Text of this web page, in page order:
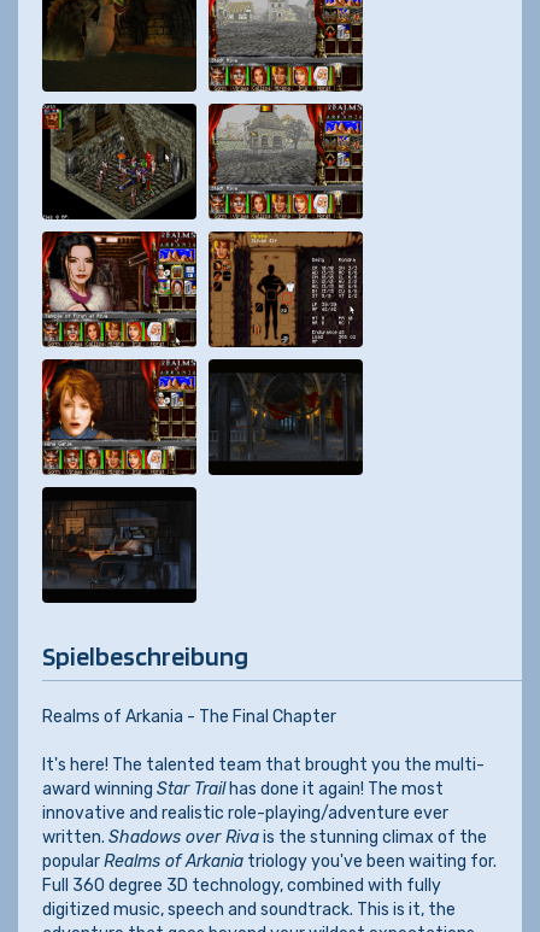
Spielbeschreibung
Realms of Arkania - The Final Chapter
It's here! The talented team that brought you the multi-
award winning Star Trailhas done it again! The most
innovative and realistic role-playing/adventure ever
written. Shadows over Rivais the stunning climax of the
popularRealms of Arkania triology you've been waiting for.
Full 360 degree 3D technology, combined with fully
digitized music, speech and soundtrack. This is it, the